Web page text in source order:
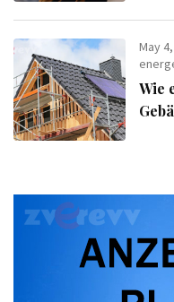
May
Wie